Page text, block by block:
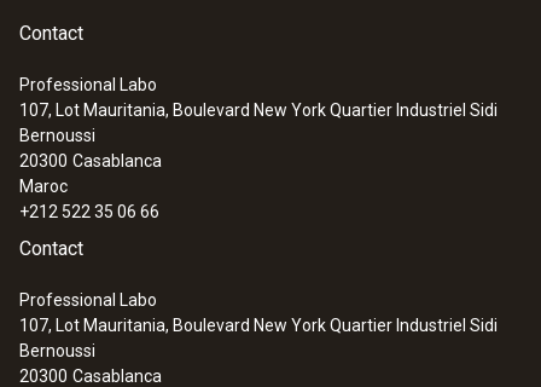
Contact
Professional Labo
107, Lot Mauritania, Boulevard New York Quartier Industriel Sidi
Bernoussi
20300 Casablanca
Maroc
+212 522 35 06 66
Contact
Professional Labo
107, Lot Mauritania, Boulevard New York Quartier Industriel Sidi
Bernoussi
20300 Casablanca